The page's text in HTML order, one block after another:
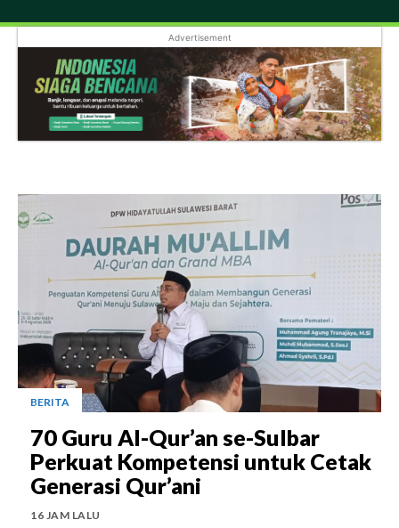
Advertisement
BERITA
70 Guru Al-Qur’an se-Sulbar
Perkuat Kompetensi untuk Cetak
Generasi Qur’ani
16 JAM LALU